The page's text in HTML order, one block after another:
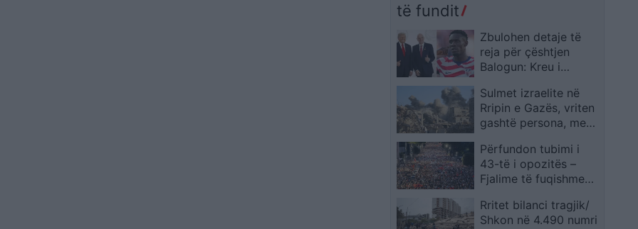
të fundit
Zbulohen detaje të
reja për çështjen
Balogun: Kreu i
FIFA-s vendosi i
vetëm
Sulmet izraelite në
Rripin e Gazës, vriten
gashtë persona, mes
vjerçare
Përfundon tubimi i
43-të i opozitës –
Fjalime të fuqishme
dhe marshim popullor
në Tiranë: Kërkohet
Rritet bilanci tragjik/
Shkon në 4.490 numri